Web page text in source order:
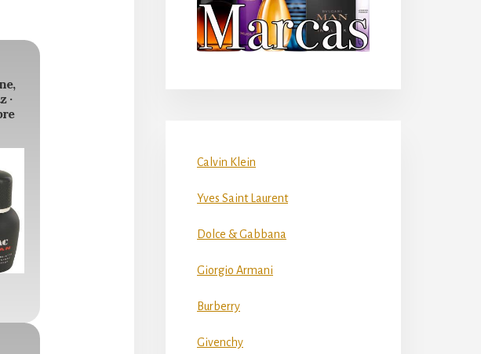
·
Calvin Klein
Yves Saint Laurent
Dolce & Gabbana
Giorgio Armani
Burberry
Givenchy